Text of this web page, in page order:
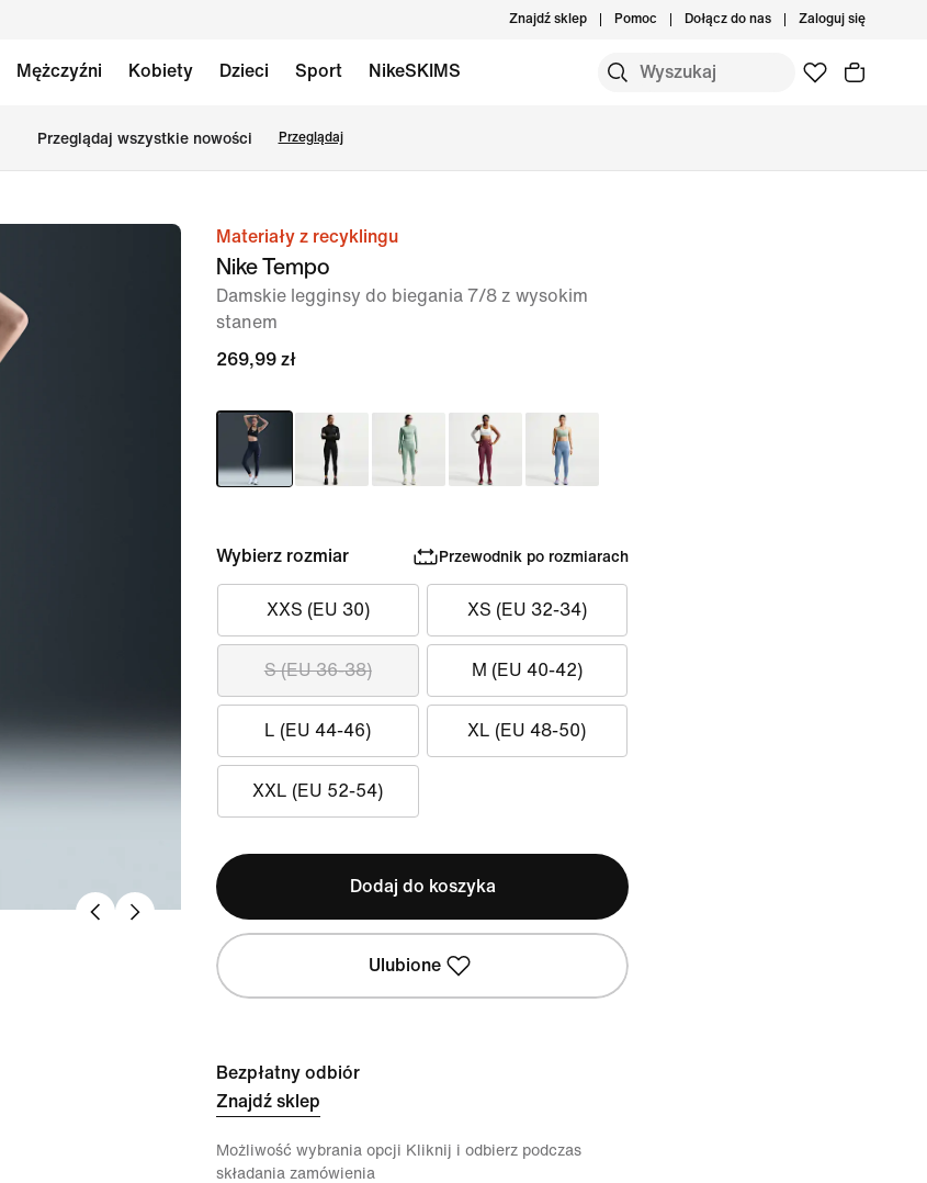
Znajdź sklep Pomoc Dołącz do nas Zaloguj się
Mężczyźni Kobiety Dzieci Sport NikeSKIMS
Przeglądaj wszystkie nowości Przeglądaj
obrazMateriały z recyklingu
Nike Tempo
Damskie legginsy do biegania 7/8 z wysokim
stanem
269,99 zł
Wybierz rozmiar Przewodnik po rozmiarach
XXS (EU 30) XS (EU 32-34)
S (EU 36-38) M (EU 40-42)
L (EU 44-46) XL (EU 48-50)
XXL (EU 52-54)
Dodaj do koszyka
Ulubione
Bezpłatny odbiór
Znajdź sklep
Możliwość wybrania opcji Kliknij i odbierz podczas
składania zamówienia